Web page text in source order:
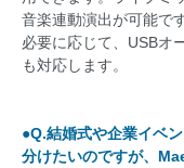
音楽連動演出が可能です
必要に応じて、USBオ
も対応します。
●Q.結婚式や企業イベ
分けたいのですが、